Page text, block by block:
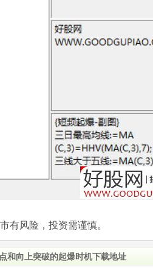
有风险，投资需谨慎。
和向上突破的起爆时机下载地址